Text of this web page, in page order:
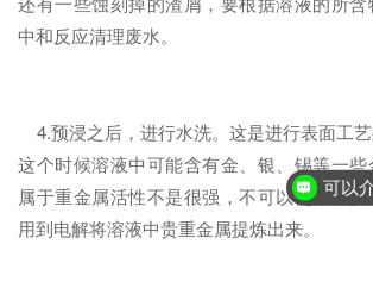
中和反应清理废水。
4.预浸之后，进行水洗。这是进行表面工艺
这个时候溶液中可能含有金、银、锡等一
属于重金属活性不是很强，不可以使用置换
用到电解将溶液中贵重金属提炼出来。